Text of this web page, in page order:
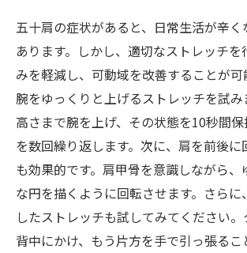
五十肩の症状があると、日常生活が辛く
あります。しかし、適切なストレッチを
みを軽減し、可動域を改善することが可
腕をゆっくりと上げるストレッチを試
高さまで腕を上げ、その状態を10秒間
を数回繰り返します。次に、肩を前後に
も効果的です。肩甲骨を意識しながら、
な円を描くように回転させます。さらに
したストレッチも試してみてください
背中にかけ、もう片方を手で引っ張るこ